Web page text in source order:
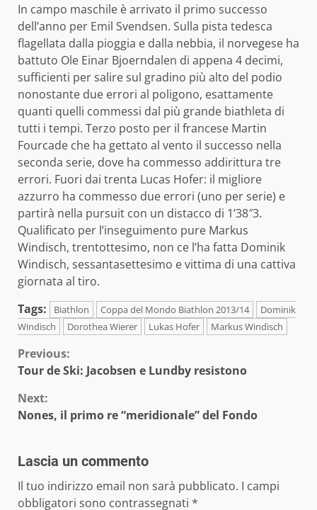
In campo maschile è arrivato il primo successo
dell’anno per Emil Svendsen. Sulla pista tedesca
flagellata dalla pioggia e dalla nebbia, il norvegese ha
battuto Ole Einar Bjoerndalen di appena 4 decimi,
sufficienti per salire sul gradino più alto del podio
nonostante due errori al poligono, esattamente
quanti quelli commessi dal più grande biathleta di
tutti i tempi. Terzo posto per il francese Martin
Fourcade che ha gettato al vento il successo nella
seconda serie, dove ha commesso addirittura tre
errori. Fuori dai trenta Lucas Hofer: il migliore
azzurro ha commesso due errori (uno per serie) e
partirà nella pursuit con un distacco di 1’38″3.
Qualificato per l’inseguimento pure Markus
Windisch, trentottesimo, non ce l’ha fatta Dominik
Windisch, sessantasettesimo e vittima di una cattiva
giornata al tiro.
Tags:
Biathlon Coppa del Mondo Biathlon 2013/14
Dominik
Windisch
Dorothea Wierer Lukas Hofer Markus Windisch
Continue
Reading
Previous:
Tour de Ski: Jacobsen e Lundby resistono
Next:
Nones, il primo re “meridionale” del Fondo
Lascia un commento
Il tuo indirizzo email non sarà pubblicato. I campi
obbligatori sono contrassegnati *